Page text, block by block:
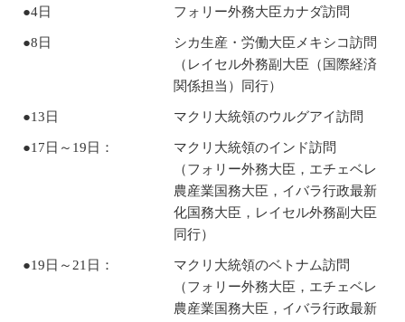
●4日
フォリー外務大臣カナダ訪問
●8日
シカ生産・労働大臣メキシコ訪問
（レイセル外務副大臣（国際経済
関係担当）同行）
●13日 マクリ大統領のウルグアイ訪問
●17日～19日：
マクリ大統領のインド訪問
（フォリー外務大臣，エチェベレ
農産業国務大臣，イバラ行政最新
化国務大臣，レイセル外務副大臣
同行）
●19日～21日：
マクリ大統領のベトナム訪問
（フォリー外務大臣，エチェベレ
農産業国務大臣，イバラ行政最新